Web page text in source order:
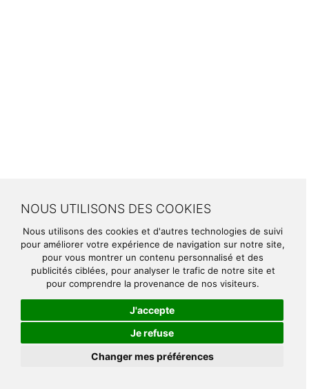
NOUS UTILISONS DES COOKIES
Nous utilisons des cookies et d'autres technologies de suivi
pour améliorer votre expérience de navigation sur notre site,
pour vous montrer un contenu personnalisé et des
publicités ciblées, pour analyser le trafic de notre site et
pour comprendre la provenance de nos visiteurs.
J'accepte
Je refuse
Changer mes préférences